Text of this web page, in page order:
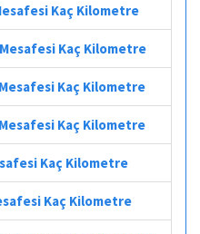
Kaç Kilometre
Mesafesi Kaç Kilometre
Kaç Kilometre
Mesafesi Kaç Kilometre
Kaç Kilometre
Kaç Kilometre